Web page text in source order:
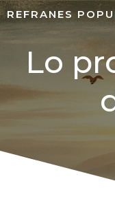
REFRANES
Lo